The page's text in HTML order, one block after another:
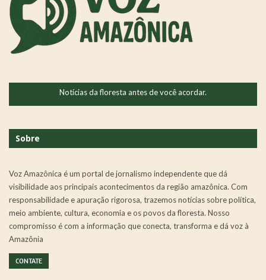
Notícias da floresta antes de você acordar.
Sobre
Voz Amazônica é um portal de jornalismo independente que dá
visibilidade aos principais acontecimentos da região amazônica. Com
responsabilidade e apuração rigorosa, trazemos notícias sobre política,
meio ambiente, cultura, economia e os povos da floresta. Nosso
compromisso é com a informação que conecta, transforma e dá voz à
Amazônia
CONTATE